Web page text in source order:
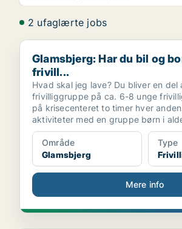
2 ufaglærte jobs
Glamsbjerg: Har du bil og bor på
Glamsbjerg: Har du bil og
frivill...
Hvad skal jeg lave? Du bliver en del
frivilliggruppe på ca. 6-8 unge
på krisecenteret to timer hver
aktiviteter med en gruppe børn i
Område
Glamsbjerg
Type
Mere info